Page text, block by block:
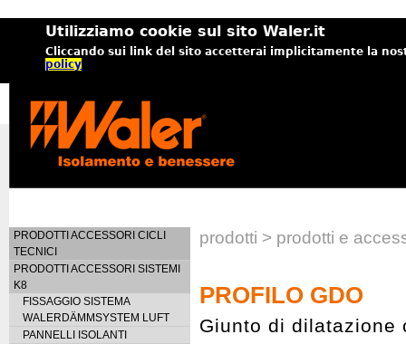
Utilizziamo cookie sul sito Waler.it
Cliccando sui link del sito accetterai implicitamente la
policy
prodotti > prodotti e
PROFILO GDO
Giunto di dilatazione
PRODOTTI ACCESSORI CICLI
TECNICI
PRODOTTI ACCESSORI SISTEMI
K8
FISSAGGIO SISTEMA
WALERDÄMMSYSTEM LUFT
PANNELLI ISOLANTI